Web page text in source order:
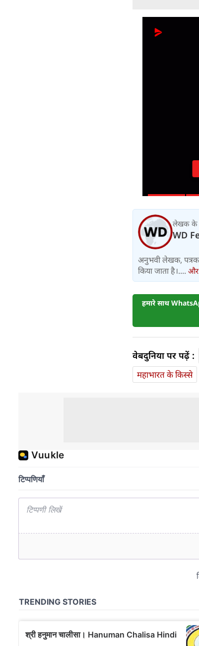
लेखक के
WD
अनुभवी लेखक,
किया जाता है।....
हमारे साथ
वेबदुनिया पर पढ़ें :
महाभारत के किस्से